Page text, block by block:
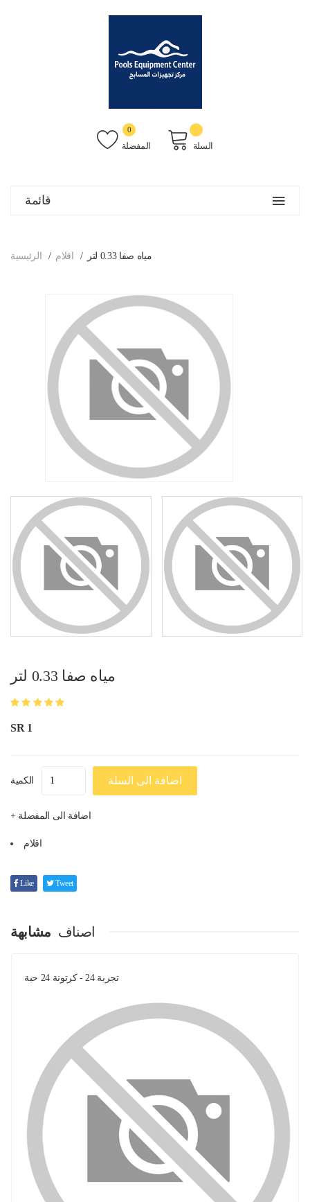
المفضلة
0
السلة
قائمة
الرئيسية اقلام مياه صفا 0.33 لتر
مياه صفا 0.33 لتر
SR 1
الكمية اضافة الى السلة
+ اضافة الى المفضلة
اقلام
Like Tweet
اصناف مشابهة
تجربة 24 - كرتونة 24 حبة